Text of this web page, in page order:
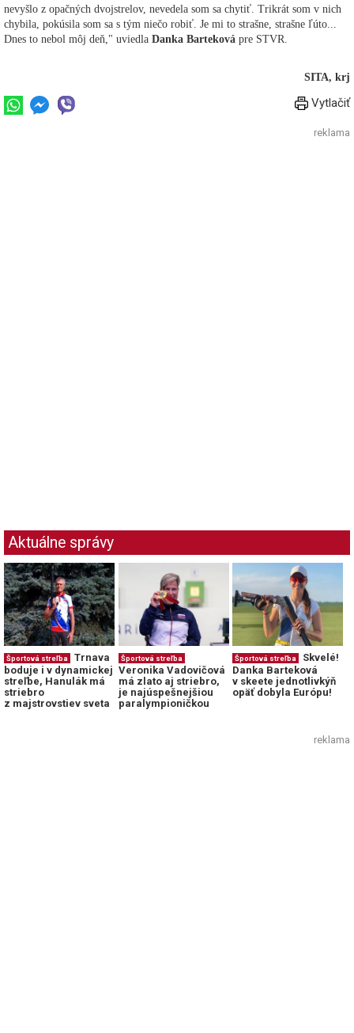
nevyšlo z opačných dvojstrelov, nevedela som sa chytiť. Trikrát som v nich
chybila, pokúsila som sa s tým niečo robiť. Je mi to strašne, strašne ľúto...
Dnes to nebol môj deň," uviedla Danka Barteková pre STVR.
SITA, krj
Vytlačiť
reklama
Aktuálne správy
Športová streľba
Trnava
boduje i v dynamickej
streľbe, Hanulák má
striebro
z majstrovstiev sveta
Športová streľba
Veronika Vadovičová
má zlato aj striebro,
je najúspešnejšiou
paralympioničkou
Športová streľba
Skvelé!
Danka Barteková
v skeete jednotlivkýň
opäť dobyla Európu!
reklama